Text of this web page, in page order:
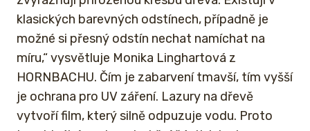
klasických barevných odstínech, případně je
možné si přesný odstín nechat namíchat na
míru,“ vysvětluje Monika Linghartová z
HORNBACHU. Čím je zabarvení tmavší, tím vyšší
je ochrana pro UV záření. Lazury na dřevě
vytvoří film, který silně odpuzuje vodu. Proto